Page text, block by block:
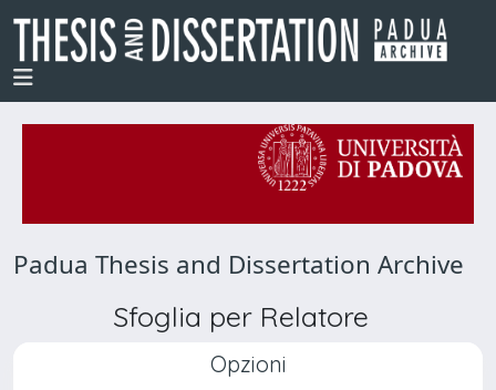
Padua Thesis and Dissertation Archive
Sfoglia per Relatore
Opzioni